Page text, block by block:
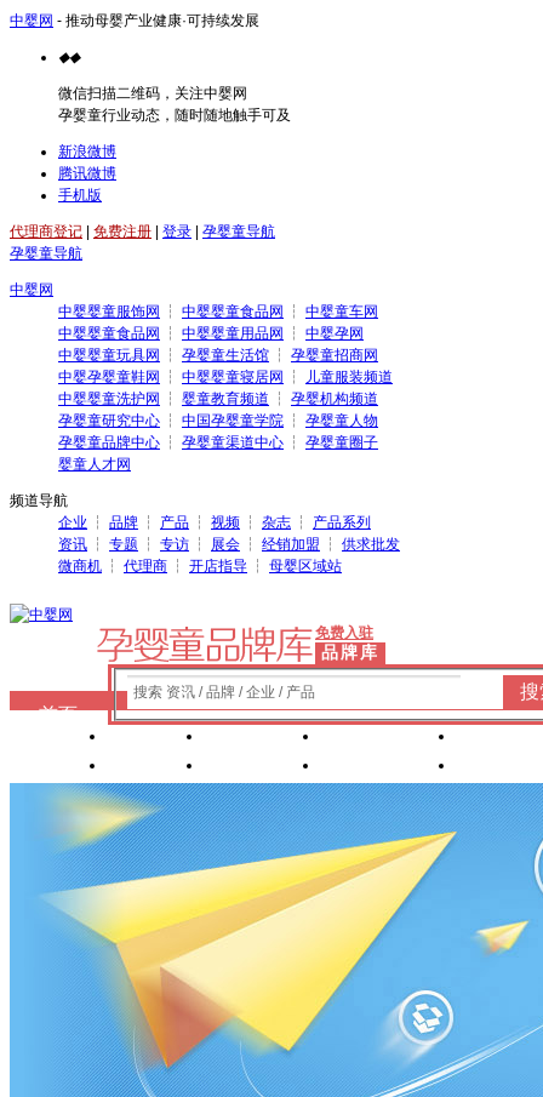
中婴网 - 推动母婴产业健康·可持续发展
◆◆
微信扫描二维码，关注中婴网
孕婴童行业动态，随时随地触手可及
新浪微博
腾讯微博
手机版
代理商登记 免费注册 登录
孕婴童导航
孕婴童导航
中婴网
中婴婴童服饰网
┆ 中婴婴童食品网 ┆ 中婴童车网
中婴婴童食品网
┆ 中婴婴童用品网 ┆ 中婴孕网
中婴婴童玩具网
┆ 孕婴童生活馆 ┆ 孕婴童招商网
中婴孕婴童鞋网
┆ 中婴婴童寝居网 ┆
儿童服装频道
中婴婴童洗护网
┆ 婴童教育频道 ┆ 孕婴机构频道
孕婴童研究中心 ┆ 中国孕婴童学院 ┆ 孕婴童人物
孕婴童品牌中心 ┆ 孕婴童渠道中心 ┆ 孕婴童圈子
婴童人才网
频道导航
企业 ┆ 品牌 ┆ 产品 ┆ 视频 ┆ 杂志 ┆ 产品系列
资讯 ┆ 专题 ┆ 专访 ┆ 展会 ┆ 经销加盟 ┆ 供求批发
微商机 ┆ 代理商 ┆ 开店指导 ┆ 母婴区域站
免费入驻
品牌库
搜索 资讯 / 品牌 / 企业 / 产品
搜
首页